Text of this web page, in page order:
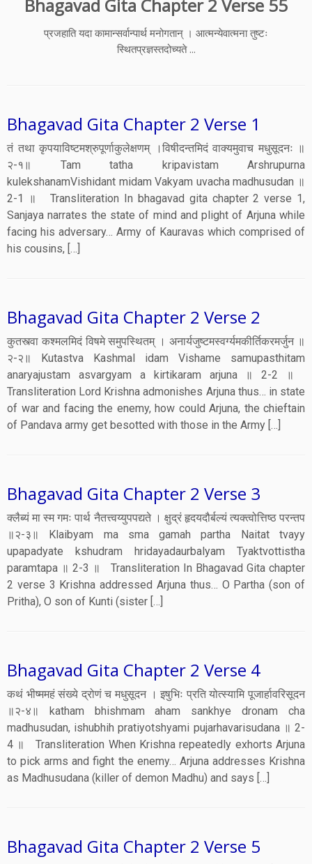
Bhagavad Gita Chapter 2 Verse 55
प्रजहाति यदा कामान्सर्वान्पार्थ मनोगतान् । आत्मन्येवात्मना तुष्टः
स्थितप्रज्ञस्तदोच्यते ...
Bhagavad Gita Chapter 2 Verse 1
तं तथा कृपयाविष्टमश्रुपूर्णाकुलेक्षणम् ।विषीदन्तमिदं वाक्यमुवाच मधुसूदनः ॥
२-१॥ Tam tatha kripavistam Arshrupurna
kulekshanamVishidant midam Vakyam uvacha madhusudan ॥
2-1 ॥ Transliteration In bhagavad gita chapter 2 verse 1,
Sanjaya narrates the state of mind and plight of Arjuna while
facing his adversary… Army of Kauravas which comprised of
his cousins, […]
Bhagavad Gita Chapter 2 Verse 2
कुतस्त्वा कश्मलमिदं विषमे समुपस्थितम् । अनार्यजुष्टमस्वर्ग्यमकीर्तिकरमर्जुन ॥
२-२॥ Kutastva Kashmal idam Vishame samupasthitam
anaryajustam asvargyam a kirtikaram arjuna ॥ 2-2 ॥
Transliteration Lord Krishna admonishes Arjuna thus… in state
of war and facing the enemy, how could Arjuna, the chieftain
of Pandava army get besotted with those in the Army […]
Bhagavad Gita Chapter 2 Verse 3
क्लैब्यं मा स्म गमः पार्थ नैतत्त्वय्युपपद्यते । क्षुद्रं हृदयदौर्बल्यं त्यक्त्वोत्तिष्ठ परन्तप
॥२-३॥ Klaibyam ma sma gamah partha Naitat tvayy
upapadyate kshudram hridayadaurbalyam Tyaktvottistha
paramtapa ॥ 2-3 ॥ Transliteration In Bhagavad Gita chapter
2 verse 3 Krishna addressed Arjuna thus… O Partha (son of
Pritha), O son of Kunti (sister […]
Bhagavad Gita Chapter 2 Verse 4
कथं भीष्ममहं संख्ये द्रोणं च मधुसूदन । इषुभिः प्रति योत्स्यामि पूजार्हावरिसूदन
॥२-४॥ katham bhishmam aham sankhye dronam cha
madhusudan, ishubhih pratiyotshyami pujarhavarisudana ॥ 2-
4 ॥ Transliteration When Krishna repeatedly exhorts Arjuna
to pick arms and fight the enemy… Arjuna addresses Krishna
as Madhusudana (killer of demon Madhu) and says […]
Bhagavad Gita Chapter 2 Verse 5